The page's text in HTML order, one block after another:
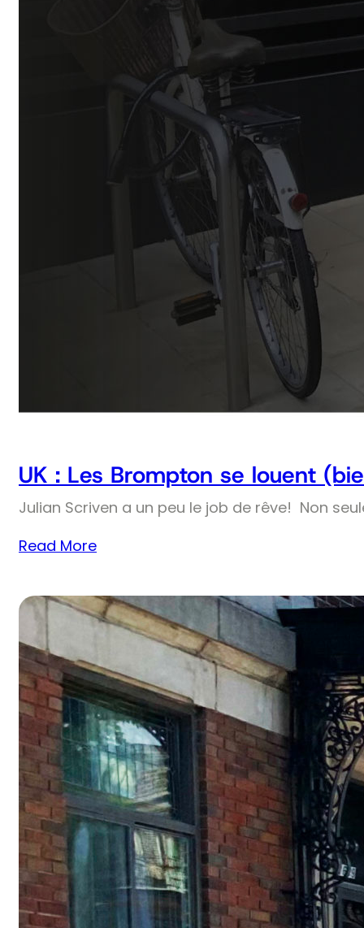
UK : Les Brompton se louent
Julian Scriven a un peu le job de rêve! Non
Read More